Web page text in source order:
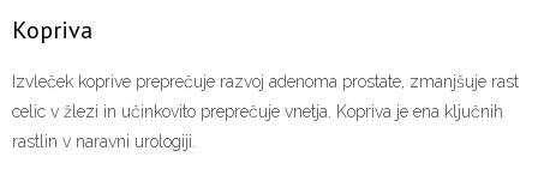
Kopriva
Izvleček koprive preprečuje razvoj adenoma prostate, zmanjšuje rast
celic v žlezi in učinkovito preprečuje vnetja. Kopriva je ena ključnih
rastlin v naravni urologiji.